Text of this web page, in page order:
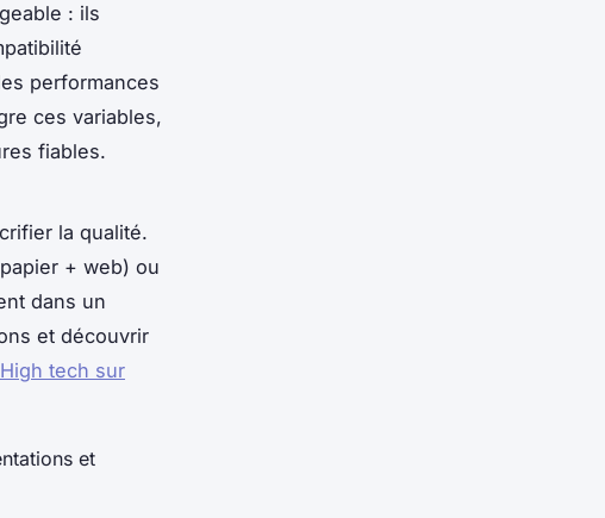
: ils
performances
ces variables,
fiables.
la qualité.
+ web) ou
dans un
et découvrir
tech sur
et